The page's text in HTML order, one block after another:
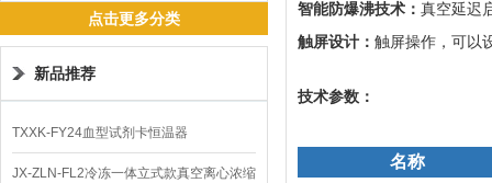
点击更多分类
新品推荐
TXXK-FY24血型试剂卡恒温器
JX-ZLN-FL2冷冻一体立式款真空离心浓缩
智能防爆沸技术： 真空延迟
触屏设计： 触屏操作，可以
技术参数：
名称